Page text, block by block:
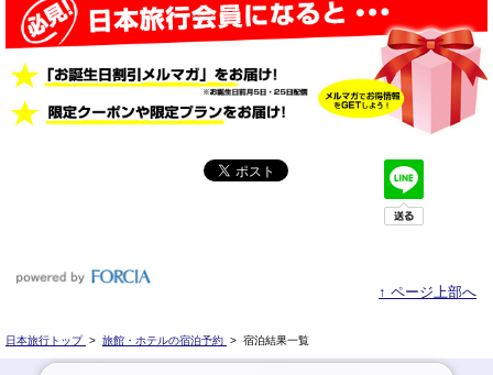
↑ ページ上部へ
日本旅行トップ > 旅館・ホテルの宿泊予約 > 宿泊結果一覧